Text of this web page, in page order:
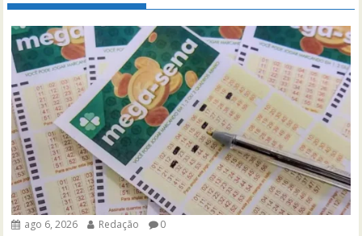
ago 6, 2026 Redação 0